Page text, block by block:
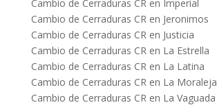
Cambio de Cerraduras CR en Imperial
Cambio de Cerraduras CR en Jeronimos
Cambio de Cerraduras CR en Justicia
Cambio de Cerraduras CR en La Estrella
Cambio de Cerraduras CR en La Latina
Cambio de Cerraduras CR en La Moraleja
Cambio de Cerraduras CR en La Vaguada